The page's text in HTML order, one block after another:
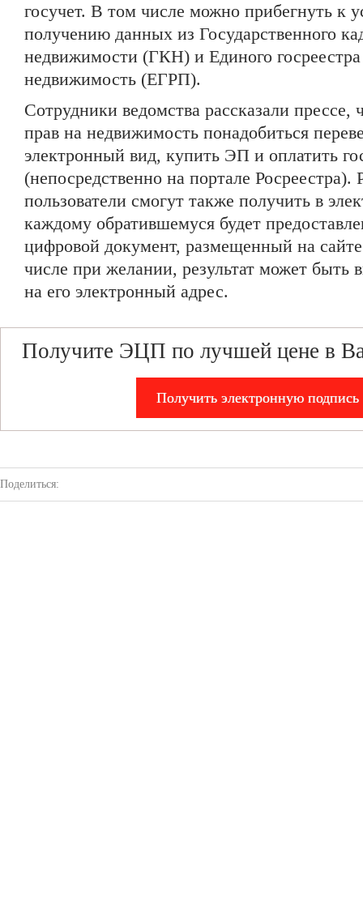
госучет. В том числе можно прибегнуть к
получению данных из Государственного
недвижимости (ГКН) и Единого
недвижимость (ЕГРП).
Сотрудники ведомства рассказали прессе,
прав на недвижимость понадобиться
электронный вид, купить ЭП и оплатить
(непосредственно на портале Росреестра).
пользователи смогут также получить в
каждому обратившемуся будет
цифровой документ, размещенный на
числе при желании, результат может быть
на его электронный адрес.
Получите ЭЦП по лучшей цене в
Получить электронную подпись
Поделиться: